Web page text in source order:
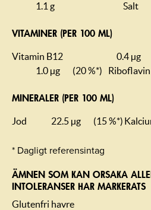
1.1 g
Salt
VITAMINER (PER 100 ML)
Vitamin B12 0.4 µg
1.0 µg
(20 %*) Riboflavin
MINERALER (PER 100 ML)
Jod 22.5 µg (15 %*)
* Dagligt referensintag
ÄMNEN SOM KAN ORSAKA
INTOLERANSER HAR MARKERATS
Glutenfri havre